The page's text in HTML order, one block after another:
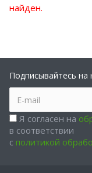
найден.
Подписывайтесь на
Я согласен на
в соответствии
с политикой